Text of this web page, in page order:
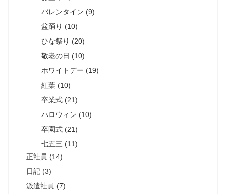
バレンタイン (9)
盆踊り (10)
ひな祭り (20)
敬老の日 (10)
ホワイトデー (19)
紅葉 (10)
卒業式 (21)
ハロウィン (10)
卒園式 (21)
七五三 (11)
正社員 (14)
日記 (3)
派遣社員 (7)